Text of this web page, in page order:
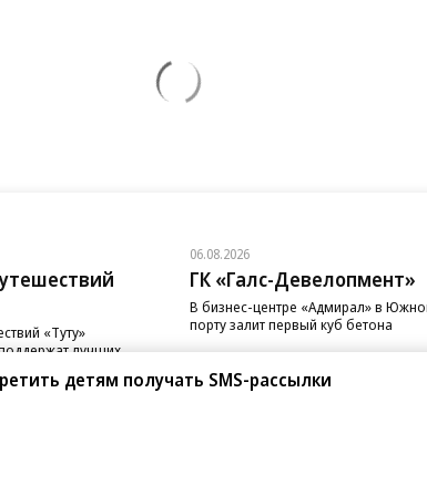
«Туту»
лучших
06.08.2026
ГК «Галс-Девелопмент»
В бизнес-центре «Адмирал» в
порту залит первый куб бетона
детям получать SMS-рассылки